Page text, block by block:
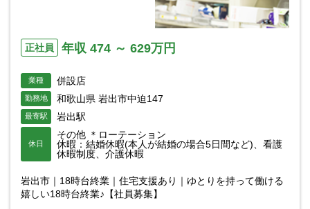
正社員 年収 474 ～ 629万円
業種 併設店
勤務地 和歌山県 岩出市中迫147
最寄駅 岩出駅
休日
その他 ＊ローテーション
休暇：結婚休暇(本人が結婚の場合5日間など)、看護
休暇制度、介護休暇
岩出市｜18時台終業｜住宅支援あり｜ゆとりを持って働ける
嬉しい18時台終業♪【社員募集】